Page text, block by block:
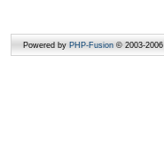
Powered by PHP-Fusion © 2003-2006